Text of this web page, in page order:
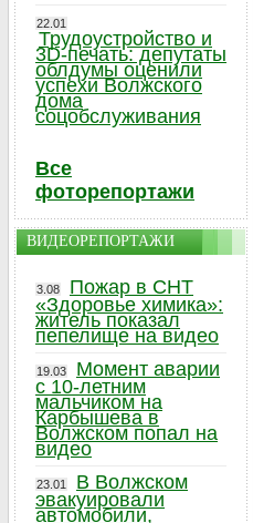
22.01
Трудоустройство и
3D-печать: депутаты
облдумы оценили
успехи Волжского
дома
соцобслуживания
Все
фоторепортажи
ВИДЕОРЕПОРТАЖИ
3.08
Пожар в СНТ
«Здоровье химика»:
житель показал
пепелище на видео
19.03
Момент аварии
с 10-летним
мальчиком на
Карбышева в
Волжском попал на
видео
23.01
В Волжском
эвакуировали
автомобили,